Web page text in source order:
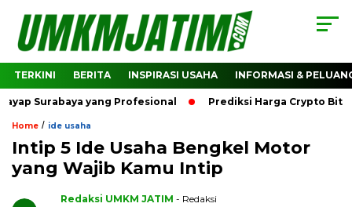
TERKINI BERITA INSPIRASI USAHA INFORMASI &
yang Profesional Prediksi Harga Crypto Bitcoin:
Home / ide usaha
Intip 5 Ide Usaha Bengkel Motor
yang Wajib Kamu Intip
Redaksi UMKM JATIM - Redaksi